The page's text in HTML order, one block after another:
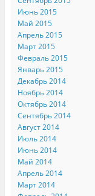
Июнь 2015
Май 2015
Апрель 2015
Март 2015
Февраль 2015
Январь 2015
Декабрь 2014
Ноябрь 2014
Октябрь 2014
Сентябрь 2014
Август 2014
Июль 2014
Июнь 2014
Май 2014
Апрель 2014
Март 2014